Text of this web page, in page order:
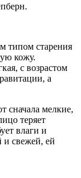
типом старения
кожу.
с возрастом
а
сначала мелкие,
теряет
влаги и
и свежей, ей